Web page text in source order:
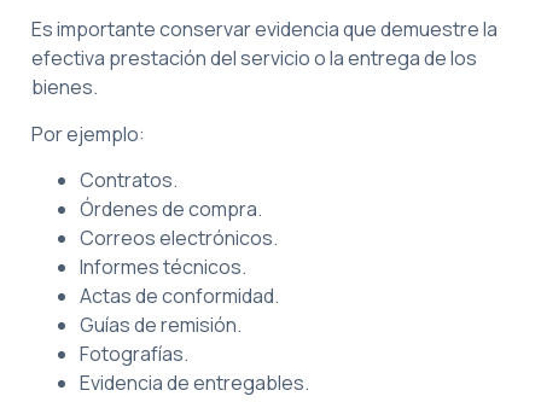
Es importante conservar evidencia que demuestre la
efectiva prestación del servicio o la entrega de los
bienes.
Por ejemplo:
Contratos.
Órdenes de compra.
Correos electrónicos.
Informes técnicos.
Actas de conformidad.
Guías de remisión.
Fotografías.
Evidencia de entregables.